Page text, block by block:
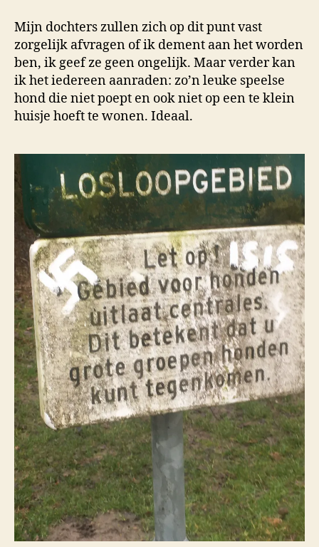
Mijn dochters zullen zich op dit punt vast
zorgelijk afvragen of ik dement aan het worden
ben, ik geef ze geen ongelijk. Maar verder kan
ik het iedereen aanraden: zo’n leuke speelse
hond die niet poept en ook niet op een te klein
huisje hoeft te wonen. Ideaal.